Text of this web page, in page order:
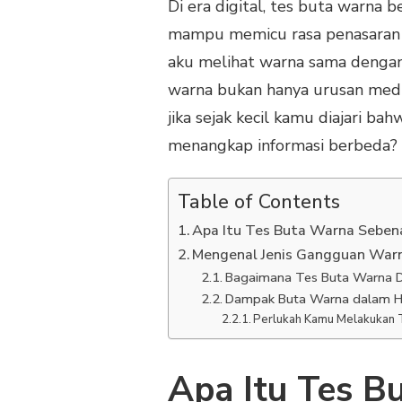
Di era digital, tes buta warna
mampu memicu rasa
aku melihat warna sama
warna bukan hanya urusan
jika sejak kecil kamu diajari
menangkap informasi berbeda?
Table of Contents
Apa Itu Tes Buta Warna
Mengenal Jenis Gangguan
Bagaimana Tes Buta Warna
Dampak Buta Warna dalam
Perlukah Kamu Melakukan
Apa Itu Tes